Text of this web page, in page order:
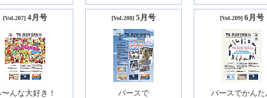
[Vol.207] 4月号
んな大好き！
[Vol.208] 5月号
パースで
[Vol.209] 6月号
パースでかんた